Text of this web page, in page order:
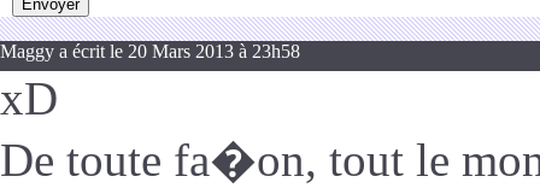
Maggy a écrit le 20 Mars 2013 à 23h58
xD
De toute fa�on, tout le